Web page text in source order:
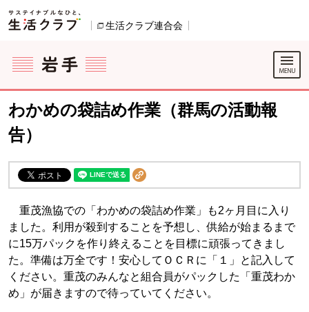
ページの先頭です。
生活クラブ連合会
ここからサイト内共通メニューです。
サイト内共通メニューをスキップする
サイト内共通メニューここまで。
わかめの袋詰め作業（群馬の活動報
告）
重茂漁協での「わかめの袋詰め作業」も2ヶ月目に入り
ました。利用が殺到することを予想し、供給が始まるまで
に15万パックを作り終えることを目標に頑張ってきまし
た。準備は万全です！安心してＯＣＲに「１」と記入して
ください。重茂のみんなと組合員がパックした「重茂わか
め」が届きますので待っていてください。